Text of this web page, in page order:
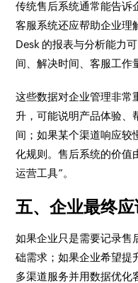
传统售后系统通常能告诉
客服系统还应帮助企业理
Desk 的报表与分析能力
间、解决时间、客服工作
这些数据对企业管理非常
升，可能说明产品体验、
间；如果某个渠道响应较
化规则。售后系统的价值
运营工具”。
五、企业最终应
如果企业只是需要记录售
础需求；如果企业希望提
多渠道服务并用数据优化